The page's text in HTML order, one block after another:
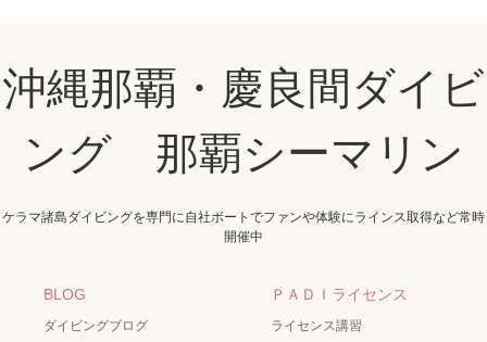
沖縄那覇・慶良間ダイビ
ング 那覇シーマリン
ケラマ諸島ダイビングを専門に自社ボートでファンや体験にラインス取得など常時
開催中
BLOG
ダイビングブログ
ＰＡＤＩライセンス
ライセンス講習